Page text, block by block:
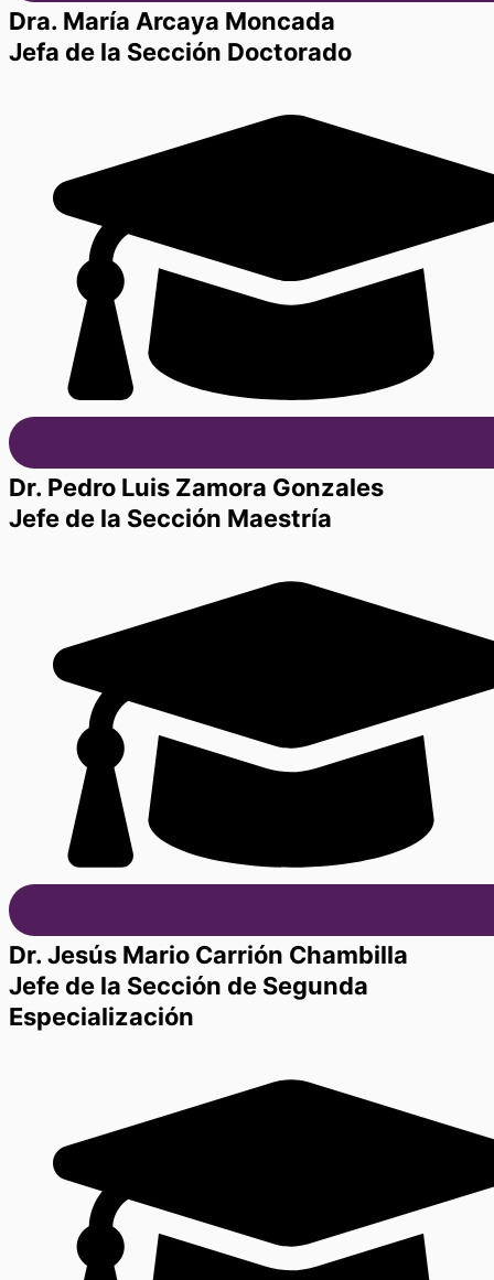
Dra. María Arcaya Moncada
Jefa de la Sección Doctorado
Dr. Pedro Luis Zamora Gonzales
Jefe de la Sección Maestría
Dr. Jesús Mario Carrión Chambilla
Jefe de la Sección de Segunda
Especialización